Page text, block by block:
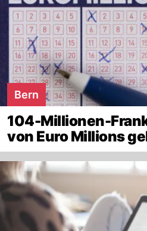
Bern
104-Millionen-
von Euro Millions